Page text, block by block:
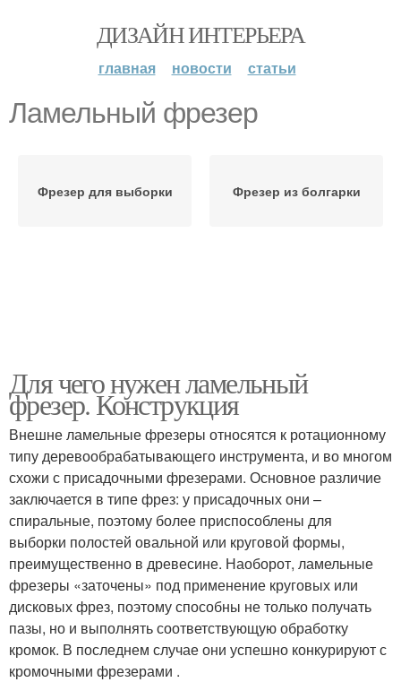
ДИЗАЙН ИНТЕРЬЕРА
главная новости статьи
Ламельный фрезер
Фрезер для выборки Фрезер из болгарки
Для чего нужен ламельный
фрезер. Конструкция
Внешне ламельные фрезеры относятся к ротационному
типу деревообрабатывающего инструмента, и во многом
схожи с присадочными фрезерами. Основное различие
заключается в типе фрез: у присадочных они –
спиральные, поэтому более приспособлены для
выборки полостей овальной или круговой формы,
преимущественно в древесине. Наоборот, ламельные
фрезеры «заточены» под применение круговых или
дисковых фрез, поэтому способны не только получать
пазы, но и выполнять соответствующую обработку
кромок. В последнем случае они успешно конкурируют с
кромочными фрезерами .